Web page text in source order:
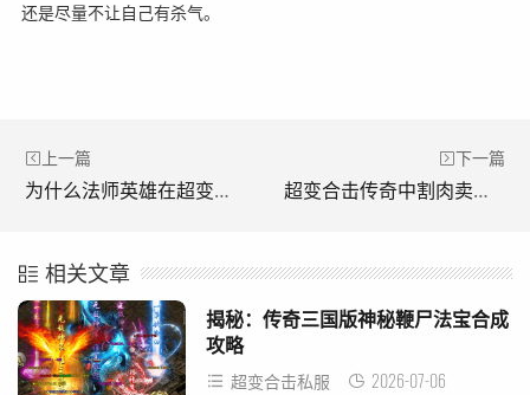
还是尽量不让自己有杀气。
上一篇
为什么法师英雄在超变合击传奇中数量很少？(为什么《超变传奇中的法师英雄这么少？)
下一篇
超变合击传奇中割肉卖钱的四大区别(超变传奇中割肉和卖钱的四大区别)
相关文章
揭秘：传奇三国版神秘鞭尸法宝合成
攻略
超变合击私服 2026-07-06